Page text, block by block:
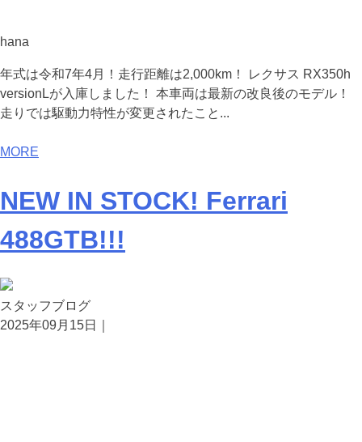
hana
年式は令和7年4月！走行距離は2,000km！ レクサス RX350h
versionLが入庫しました！ 本車両は最新の改良後のモデル！
走りでは駆動力特性が変更されたこと...
MORE
NEW IN STOCK! Ferrari
488GTB!!!
スタッフブログ
2025年09月15日｜